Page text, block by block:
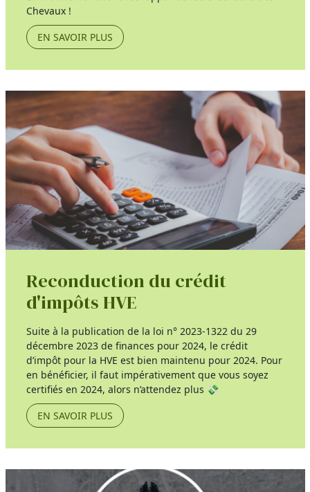
Chevaux !
EN SAVOIR PLUS
Reconduction du crédit
d'impôts HVE
Suite à la publication de la loi n° 2023-1322 du 29
décembre 2023 de finances pour 2024, le crédit
d’impôt pour la HVE est bien maintenu pour 2024. Pour
en bénéficier, il faut impérativement que vous soyez
certifiés en 2024, alors n’attendez plus 💸
EN SAVOIR PLUS